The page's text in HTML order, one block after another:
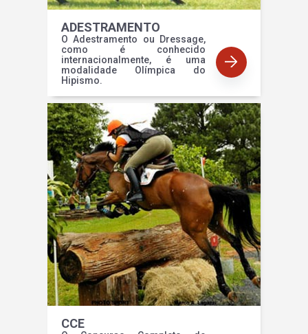
ADESTRAMENTO
O Adestramento ou Dressage,
como é conhecido
internacionalmente, é uma
modalidade Olímpica do
Hipismo.
CCE